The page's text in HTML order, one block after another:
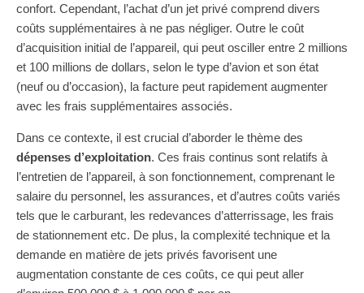
confort. Cependant, l’achat d’un jet privé comprend divers
coûts supplémentaires à ne pas négliger. Outre le coût
d’acquisition initial de l’appareil, qui peut osciller entre 2 millions
et 100 millions de dollars, selon le type d’avion et son état
(neuf ou d’occasion), la facture peut rapidement augmenter
avec les frais supplémentaires associés.
Dans ce contexte, il est crucial d’aborder le thème des
dépenses d’exploitation. Ces frais continus sont relatifs à
l’entretien de l’appareil, à son fonctionnement, comprenant le
salaire du personnel, les assurances, et d’autres coûts variés
tels que le carburant, les redevances d’atterrissage, les frais
de stationnement etc. De plus, la complexité technique et la
demande en matière de jets privés favorisent une
augmentation constante de ces coûts, ce qui peut aller